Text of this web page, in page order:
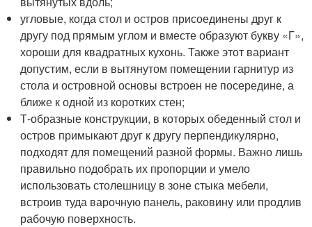
угловые, когда стол и остров присоединены друг к
другу под прямым углом и вместе образуют букву «Г»,
хороши для квадратных кухонь. Также этот вариант
допустим, если в вытянутом помещении гарнитур из
стола и островной основы встроен не посередине, а
ближе к одной из коротких стен;
Т-образные конструкции, в которых обеденный стол и
остров примыкают друг к другу перпендикулярно,
подходят для помещений разной формы. Важно лишь
правильно подобрать их пропорции и умело
использовать столешницу в зоне стыка мебели,
встроив туда варочную панель, раковину или продлив
рабочую поверхность.